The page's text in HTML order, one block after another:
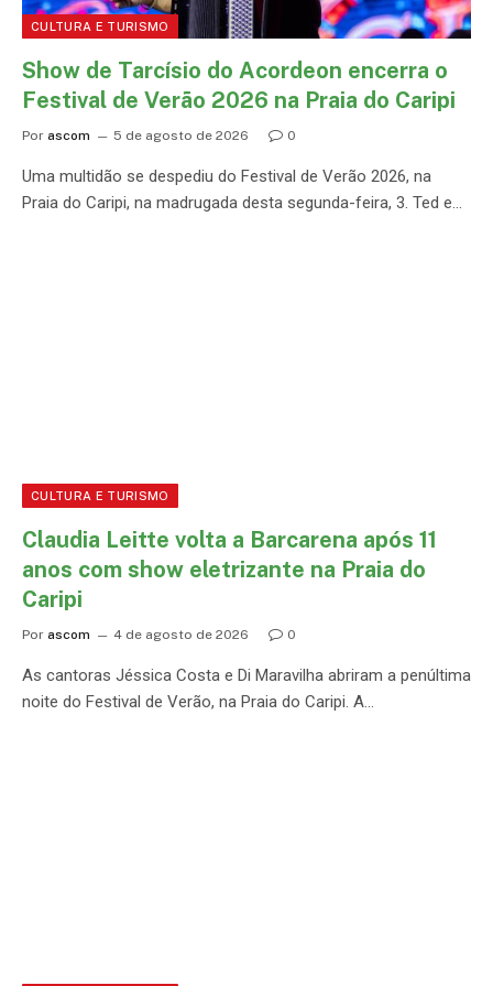
CULTURA E TURISMO
Show de Tarcísio do Acordeon encerra o
Festival de Verão 2026 na Praia do Caripi
Por ascom 5 de agosto de 2026 0
Uma multidão se despediu do Festival de Verão 2026, na
Praia do Caripi, na madrugada desta segunda-feira, 3. Ted e…
CULTURA E TURISMO
Claudia Leitte volta a Barcarena após 11
anos com show eletrizante na Praia do
Caripi
Por ascom 4 de agosto de 2026 0
As cantoras Jéssica Costa e Di Maravilha abriram a penúltima
noite do Festival de Verão, na Praia do Caripi. A…